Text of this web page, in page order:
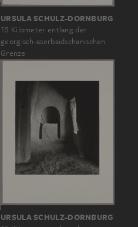
URSULA SCHULZ-DORNBURG
15 Kilometer entlang der
georgisch-aserbaidschanischen
Grenze
URSULA SCHULZ-DORNBURG